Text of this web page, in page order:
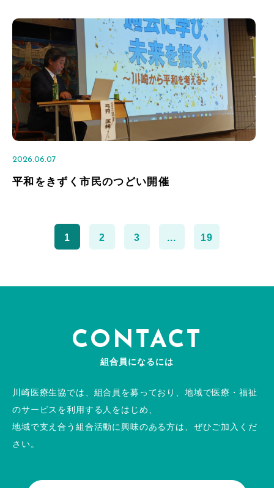
2026.06.07
平和をきずく市民のつどい開催
1 2 3 ... 19
CONTACT
組合員になるには
川崎医療生協では、組合員を募っており、地域で医療・福祉
のサービスを利用する人をはじめ、
地域で支え合う組合活動に興味のある方は、ぜひご加入くだ
さい。